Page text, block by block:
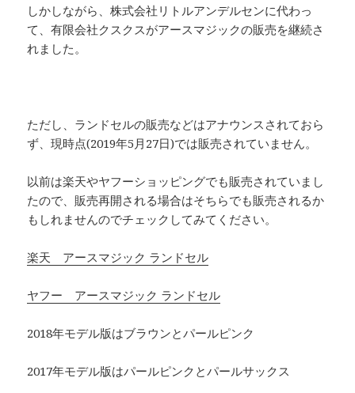
しかしながら、株式会社リトルアンデルセンに代わっ
て、有限会社クスクスがアースマジックの販売を継続さ
れました。
ただし、ランドセルの販売などはアナウンスされておら
ず、現時点(2019年5月27日)では販売されていません。
以前は楽天やヤフーショッピングでも販売されていまし
たので、販売再開される場合はそちらでも販売されるか
もしれませんのでチェックしてみてください。
楽天 アースマジック ランドセル
ヤフー アースマジック ランドセル
2018年モデル版はブラウンとパールピンク
2017年モデル版はパールピンクとパールサックス